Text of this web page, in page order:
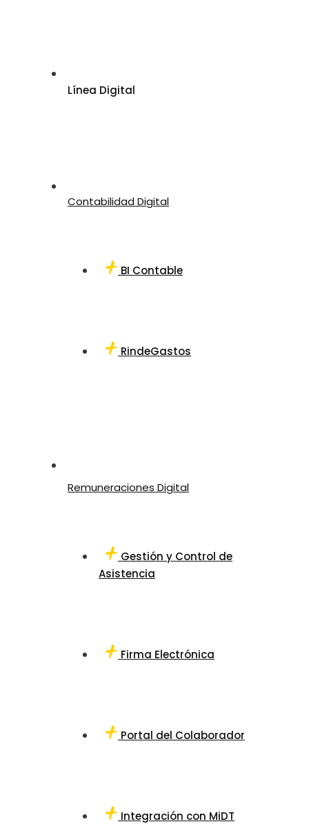
Línea Digital
Contabilidad Digital
BI Contable
RindeGastos
Remuneraciones Digital
Gestión y Control de
Asistencia
Firma Electrónica
Portal del Colaborador
Integración con MiDT